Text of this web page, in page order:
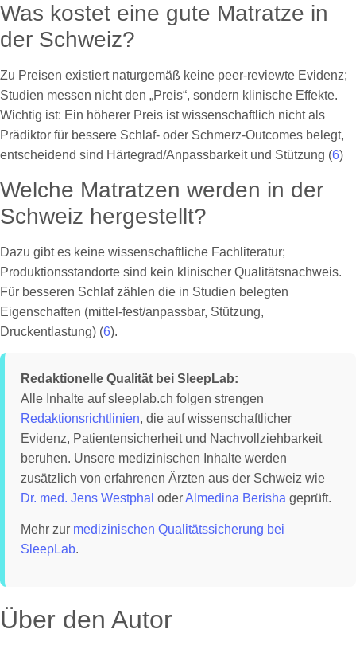
Was kostet eine gute Matratze in
der Schweiz?
Zu Preisen existiert naturgemäß keine peer-reviewte Evidenz;
Studien messen nicht den „Preis“, sondern klinische Effekte.
Wichtig ist: Ein höherer Preis ist wissenschaftlich nicht als
Prädiktor für bessere Schlaf- oder Schmerz-Outcomes belegt,
entscheidend sind Härtegrad/Anpassbarkeit und Stützung (6)
Welche Matratzen werden in der
Schweiz hergestellt?
Dazu gibt es keine wissenschaftliche Fachliteratur;
Produktionsstandorte sind kein klinischer Qualitätsnachweis.
Für besseren Schlaf zählen die in Studien belegten
Eigenschaften (mittel-fest/anpassbar, Stützung,
Druckentlastung) (6).
Redaktionelle Qualität bei SleepLab:
Alle Inhalte auf sleeplab.ch folgen strengen
Redaktionsrichtlinien, die auf wissenschaftlicher
Evidenz, Patientensicherheit und Nachvollziehbarkeit
beruhen. Unsere medizinischen Inhalte werden
zusätzlich von erfahrenen Ärzten aus der Schweiz wie
Dr. med. Jens Westphal oderAlmedina Berisha geprüft.
Mehr zur medizinischen Qualitätssicherung bei
SleepLab.
Über den Autor